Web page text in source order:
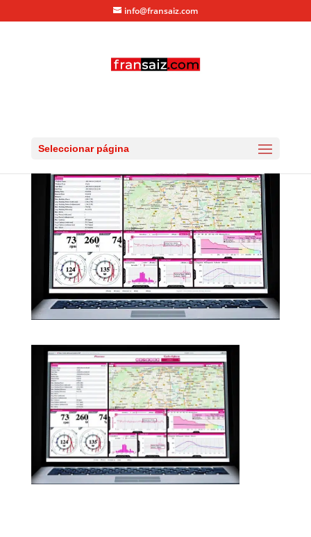
info@fransaiz.com
Seleccionar página